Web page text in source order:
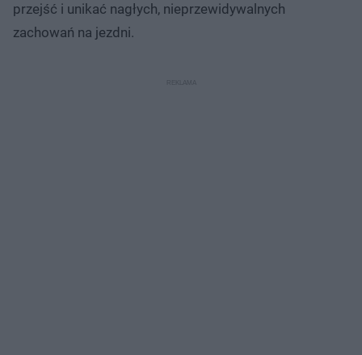
przejść i unikać nagłych, nieprzewidywalnych
zachowań na jezdni.